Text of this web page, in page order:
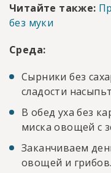
Читайте также:
без муки
Среда:
Сырники без
сладости
В обед уха без
миска овощей с
Заканчиваем
овощей и грибов.